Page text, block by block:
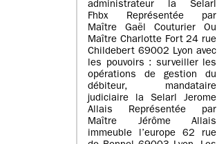
administrateur la Selarl
Fhbx Représentée par
Maître Gaël Couturier Ou
Maître Charlotte Fort 24 rue
Childebert 69002 Lyon avec
les pouvoirs : surveiller les
opérations de gestion du
débiteur, mandataire
judiciaire la Selarl Jerome
Allais Représentée par
Maître Jérôme Allais
immeuble l’europe 62 rue